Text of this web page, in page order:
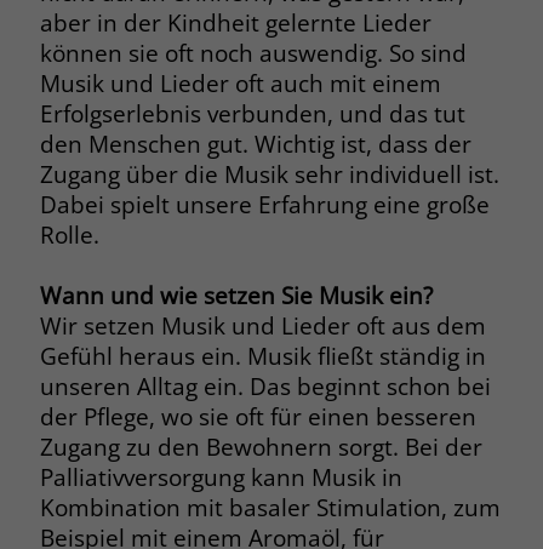
aber in der Kindheit gelernte Lieder
können sie oft noch auswendig. So sind
Musik und Lieder oft auch mit einem
Erfolgserlebnis verbunden, und das tut
den Menschen gut. Wichtig ist, dass der
Zugang über die Musik sehr individuell ist.
Dabei spielt unsere Erfahrung eine große
Rolle.
Wann und wie setzen Sie Musik ein?
Wir setzen Musik und Lieder oft aus dem
Gefühl heraus ein. Musik fließt ständig in
unseren Alltag ein. Das beginnt schon bei
der Pflege, wo sie oft für einen besseren
Zugang zu den Bewohnern sorgt. Bei der
Palliativversorgung kann Musik in
Kombination mit basaler Stimulation, zum
Beispiel mit einem Aromaöl, für
Name _fbp
Anbieter Facebook
Laufzeit 3 Monate
Zweck
Der Zweck von _fbp ist vollständig auf
Cookie ist ein Erstanbieter-Cookie, d. h.
Facebook platziert es, während ein
Verbraucher auf Facebook ist. Dieses
Cookie verfolgt die Besuche eines
Nutzers auf verschiedenen Websites
und meldet dieses Verhalten an
Facebook. Facebook kann dann die
gesammelten Daten nutzen, um den
Nutzer besser zu verstehen und
bessere, relevantere Werbung zu